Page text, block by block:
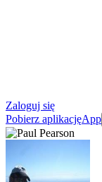
Zaloguj się
Pobierz aplikacjęApp